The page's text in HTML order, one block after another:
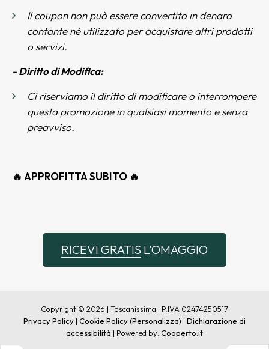
Il coupon non può essere convertito in denaro
contante né utilizzato per acquistare altri prodotti
o servizi.
- Diritto di Modifica:
Ci riserviamo il diritto di modificare o interrompere
questa promozione in qualsiasi momento e senza
preavviso.
🔥 APPROFITTA SUBITO 🔥
RICEVI GRATIS L'OMAGGIO
Copyright © 2026 | Toscanissima | P.IVA 02474250517
Privacy Policy | Cookie Policy(Personalizza) | Dichiarazione di
accessibilità | Powered by: Cooperto.it